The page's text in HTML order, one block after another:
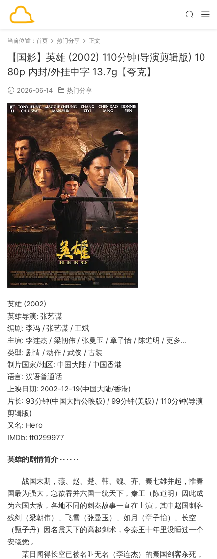
当前位置： 首页 热门分享 正文
【国影】英雄 (2002) 110分钟(导演剪辑版) 10
80p 内封/外挂中字 13.7g【夸克】
2026-06-14 热门分享
英雄 (2002)
英雄导演: 张艺谋
编剧: 李冯 / 张艺谋 / 王斌
主演: 李连杰 / 梁朝伟 / 张曼玉 / 章子怡 / 陈道明 / 更多…
类型: 剧情 / 动作 / 武侠 / 古装
制片国家/地区: 中国大陆 / 中国香港
语言: 汉语普通话
上映日期: 2002-12-19(中国大陆/香港)
片长: 93分钟(中国大陆公映版) / 99分钟(美版) / 110分钟(导演
剪辑版)
又名: Hero
IMDb: tt0299977
英雄的剧情简介 · · · · · ·
战国末期，燕、赵、楚、韩、魏、齐、秦七雄并起，惟秦
国最为强大，急欲吞并六国一统天下，秦王（陈道明）因此成
为六国大敌，各地不同的刺秦故事一直在上演，其中赵国刺客
残剑（梁朝伟）、飞雪（张曼玉）、如月（章子怡）、长空
（甄子丹）因名震天下的高超剑术，令秦王十年里没睡过一个
安稳觉 。
某日闻得长空已被名叫无名（李连杰）的秦国剑客杀死，